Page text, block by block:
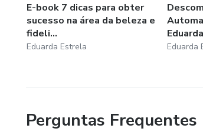
E-book 7 dicas para obter
sucesso na área da beleza e
fideli...
Eduarda Estrela Eduarda
Perguntas Frequentes